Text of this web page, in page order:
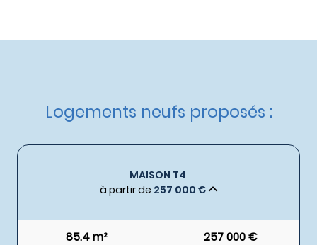
Logements neufs proposés :
MAISON T4
à partir de 257 000 €
85.4 m² 257 000 €